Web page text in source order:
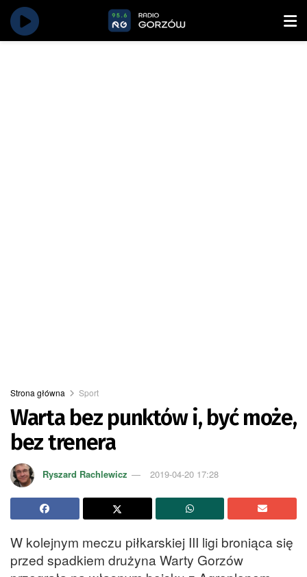
Strona główna Sport
Warta bez punktów i, być może,
bez trenera
Ryszard Rachlewicz 2019-04-20 17:28
W kolejnym meczu piłkarskiej III ligi broniąca się
przed spadkiem drużyna Warty Gorzów